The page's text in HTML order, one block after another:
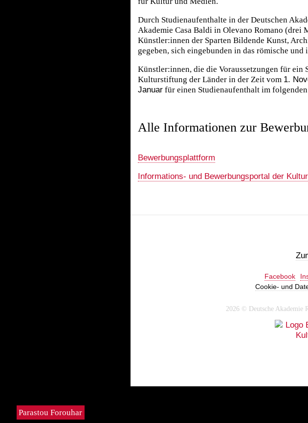
Durch Studienaufenthalte in der Deutschen
Akademie Casa Baldi in Olevano Romano
Künstler:innen der Sparten Bildende Kunst,
gegeben, sich eingebunden in das römische
Künstler:innen, die die Voraussetzungen für
Kulturstiftung der Länder in der Zeit vom 1.
Januar für einen Studienaufenthalt im folgenden
Alle Informationen zur
Bewerbungsplattform
Informations- und Bewerbungsportal der
Facebook
Cookie- und
2026 © Deutsche Akademie
Parastou Forouhar